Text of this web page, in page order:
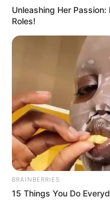
Unleashing Her
Roles!
BRAINBERRIES
15 Things You Do